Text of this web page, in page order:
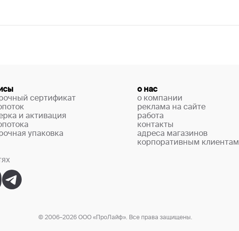
сертификат
и активация
упаковка
о нас
о компании
реклама на сайте
работа
контакты
адреса магазинов
корпоративным клиентам
© 2006–2026 ООО «ПроЛайф». Все права защищены.